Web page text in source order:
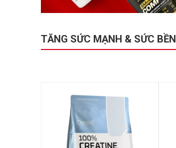
TĂNG SỨC MẠNH & SỨC BỀN